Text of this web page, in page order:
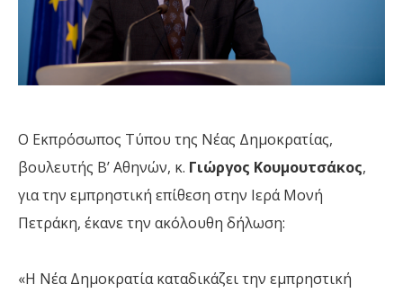
Ο Εκπρόσωπος Τύπου της Νέας Δημοκρατίας,
βουλευτής Β’ Αθηνών, κ. Γιώργος Κουμουτσάκος,
για την εμπρηστική επίθεση στην Ιερά Μονή
Πετράκη, έκανε την ακόλουθη δήλωση:
«Η Νέα Δημοκρατία καταδικάζει την εμπρηστική